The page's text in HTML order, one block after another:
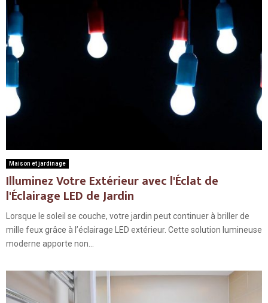
Maison et jardinage
Illuminez Votre Extérieur avec l'Éclat de
l'Éclairage LED de Jardin
Lorsque le soleil se couche, votre jardin peut continuer à briller de
mille feux grâce à l’éclairage LED extérieur. Cette solution lumineuse
moderne apporte non...